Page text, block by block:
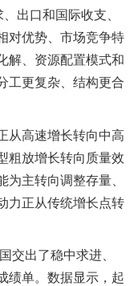
出口和国际收支、
对优势、市场竞争特
解、资源配置模式和
工更复杂、结构更合
从高速增长转向中高
粗放增长转向质量效
主转向调整存量、
力正从传统增长点转
交出了稳中求进、
绩单。数据显示，起